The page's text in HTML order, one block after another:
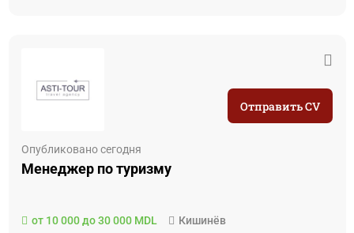
Опубликовано сегодня
Менеджер по туризму
от 10 000 до 30 000 MDL Кишинёв
Отправить CV